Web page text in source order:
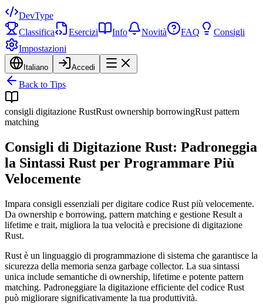
DevType
Classifica
Esercizi Info Novità FAQ
Consigli
Impostazioni
Italiano Accedi
Back to Tips
consigli digitazione RustRust ownership borrowingRust pattern
matching
Consigli di Digitazione Rust: Padroneggia
la Sintassi Rust per Programmare Più
Velocemente
Impara consigli essenziali per digitare codice Rust più velocemente.
Da ownership e borrowing, pattern matching e gestione Result a
lifetime e trait, migliora la tua velocità e precisione di digitazione
Rust.
Rust è un linguaggio di programmazione di sistema che garantisce la
sicurezza della memoria senza garbage collector. La sua sintassi
unica include semantiche di ownership, lifetime e potente pattern
matching. Padroneggiare la digitazione efficiente del codice Rust
può migliorare significativamente la tua produttività.